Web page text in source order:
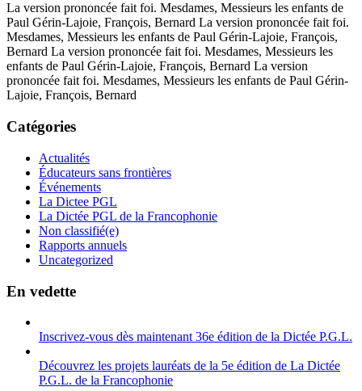
La version prononcée fait foi. Mesdames, Messieurs les enfants de
Paul Gérin-Lajoie, François, Bernard La version prononcée fait foi.
Mesdames, Messieurs les enfants de Paul Gérin-Lajoie, François,
Bernard La version prononcée fait foi. Mesdames, Messieurs les
enfants de Paul Gérin-Lajoie, François, Bernard La version
prononcée fait foi. Mesdames, Messieurs les enfants de Paul Gérin-
Lajoie, François, Bernard
Catégories
Actualités
Éducateurs sans frontières
Événements
La Dictee PGL
La Dictée PGL de la Francophonie
Non classifié(e)
Rapports annuels
Uncategorized
En vedette
Inscrivez-vous dès maintenant 36e édition de la Dictée P.G.L.
Découvrez les projets lauréats de la 5e édition de La Dictée
P.G.L. de la Francophonie